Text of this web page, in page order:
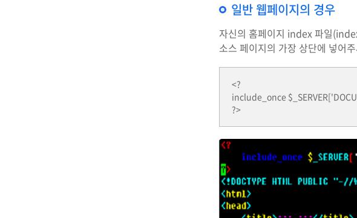
일반 웹페이지의 경우
자신의 홈페이지 index 파일
소스 페이지의 가장 상단에 넣어
<?
include_once